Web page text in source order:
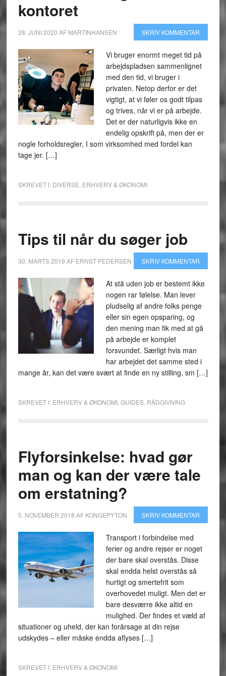
kontoret
28. JUNI 2020 AF MARTINHANSEN SKRIV KOMMENTAR
Vi bruger enormt meget tid på
arbejdspladsen sammenlignet
med den tid, vi bruger i
privaten. Netop derfor er det
vigtigt, at vi føler os godt tilpas
og trives, når vi er på arbejde.
Det er der naturligvis ikke en
endelig opskrift på, men der er
nogle forholdsregler, I som virksomhed med fordel kan
tage jer. […]
SKREVET I: DIVERSE ERHVERV & ØKONOMI
Tips til når du søger job
30. MARTS 2019 AF ERNST PEDERSEN SKRIV KOMMENTAR
At stå uden job er bestemt ikke
nogen rar følelse. Man lever
pludselig af andre folks penge
eller sin egen opsparing, og
den mening man fik med at gå
på arbejde er komplet
forsvundet. Særligt hvis man
har arbejdet det samme sted i
mange år, kan det være svært at finde en ny stilling, sm […]
SKREVET I: ERHVERV & ØKONOMI, GUIDES, RÅDGIVNING
Flyforsinkelse: hvad gør
man og kan der være tale
om erstatning?
5. NOVEMBER 2018 AF KONGEPYTON SKRIV KOMMENTAR
Transport i forbindelse med
ferier og andre rejser er noget
der bare skal overstås. Disse
skal endda helst overstås så
hurtigt og smertefrit som
overhovedet muligt. Men det er
bare desværre ikke altid en
mulighed. Der findes et væld af
situationer og uheld, der kan forårsage at din rejse
udskydes – eller måske endda aflyses […]
SKREVET I: ERHVERV & ØKONOMI